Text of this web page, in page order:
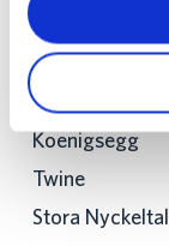
Koenigsegg
Twine
Stora